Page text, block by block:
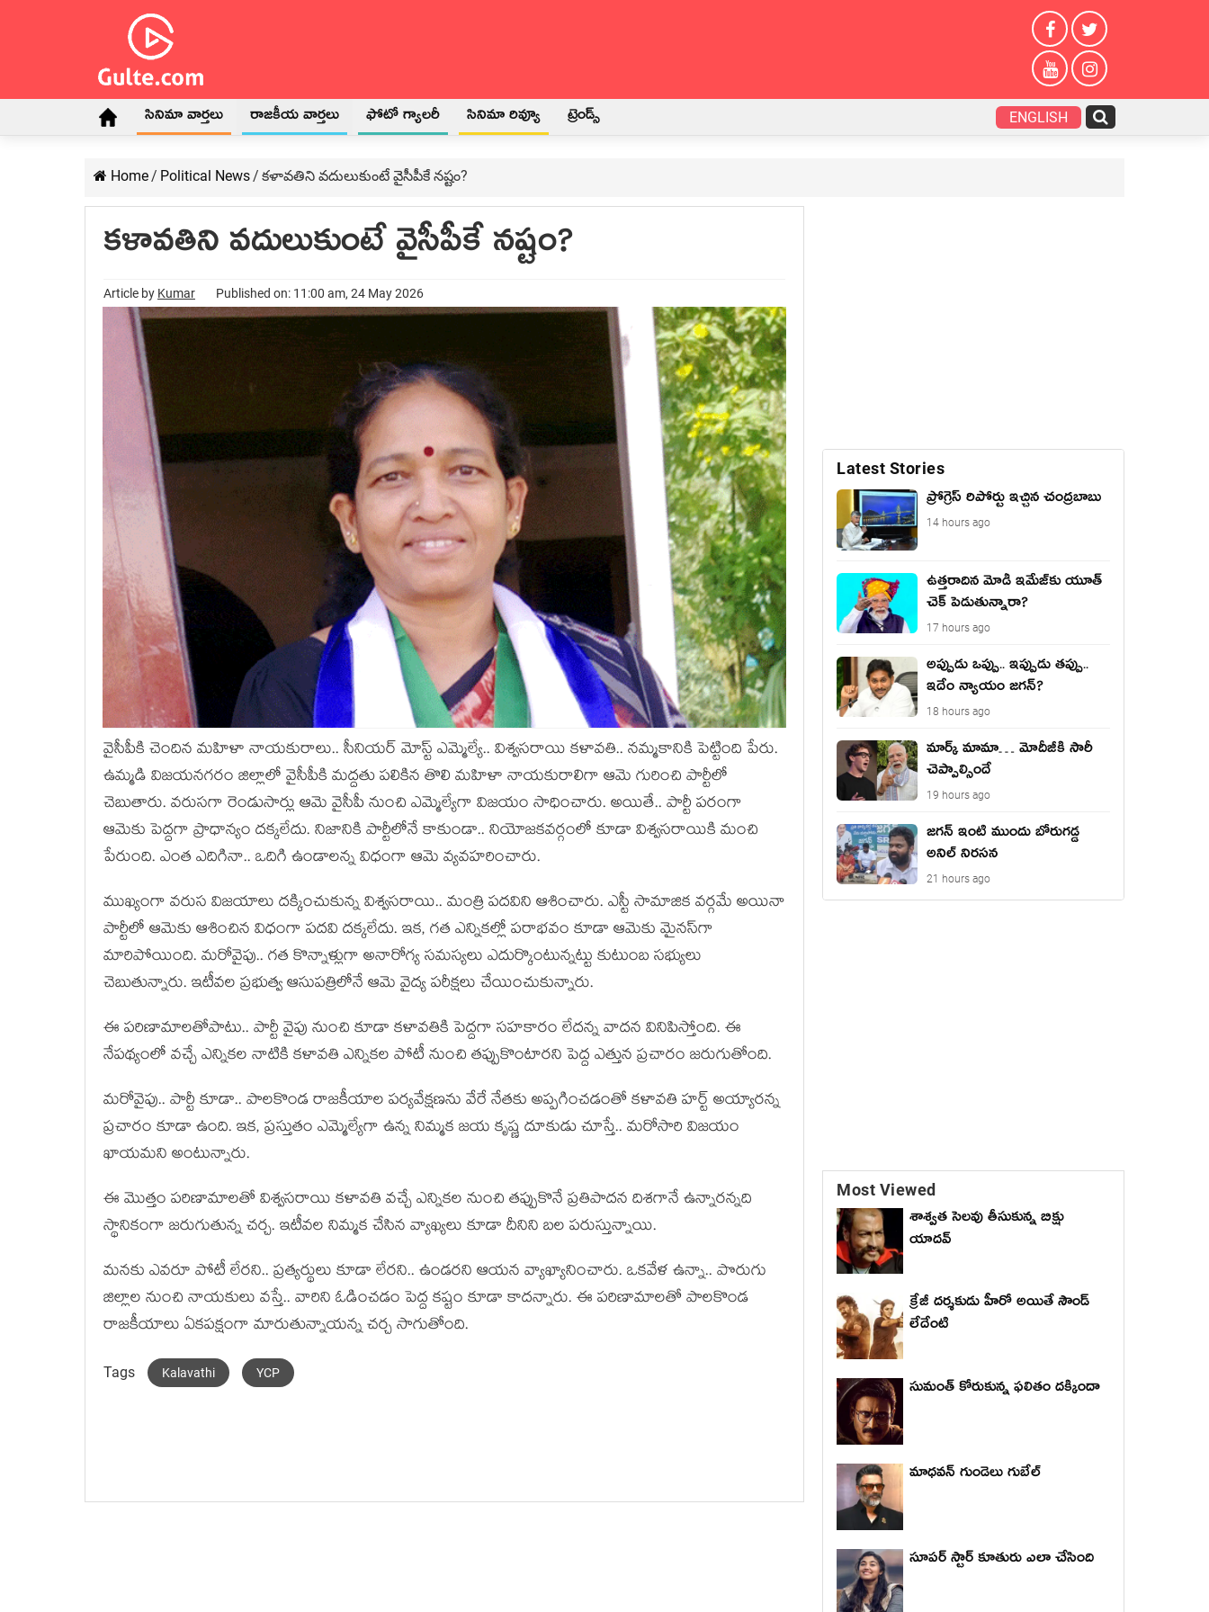
సినిమా వార్తలు రాజకీయ వార్తలు ఫోటో గ్యాలరీ సినిమా రివ్యూ ట్రెండ్స్ ENGLISH
Home/ Political News/ క‌ళావ‌తిని వదులుకుంటే వైసీపీకే నష్టం?
క‌ళావ‌తిని వదులుకుంటే వైసీపీకే నష్టం?
Article by Kumar Published on: 11:00 am, 24 May 2026
వైసీపీకి చెందిన మ‌హిళా నాయ‌కురాలు.. సీనియ‌ర్ మోస్ట్ ఎమ్మెల్యే.. విశ్వ‌స‌రాయి క‌ళావ‌తి.. న‌మ్మ‌కానికి పెట్టింది పేరు.
ఉమ్మ‌డి విజ‌య‌న‌గ‌రం జిల్లాలో వైసీపీకి మ‌ద్ద‌తు ప‌లికిన తొలి మ‌హిళా నాయ‌కురాలిగా ఆమె గురించి పార్టీలో
చెబుతారు. వ‌రుస‌గా రెండుసార్లు ఆమె వైసీపీ నుంచి ఎమ్మెల్యేగా విజ‌యం సాధించారు. అయితే.. పార్టీ ప‌రంగా
ఆమెకు పెద్ద‌గా ప్రాధాన్యం ద‌క్క‌లేదు. నిజానికి పార్టీలోనే కాకుండా.. నియోజ‌క‌వ‌ర్గంలో కూడా విశ్వ‌స‌రాయికి మంచి
పేరుంది. ఎంత ఎదిగినా.. ఒదిగి ఉండాల‌న్న విధంగా ఆమె వ్య‌వ‌హ‌రించారు.
ముఖ్యంగా వ‌రుస విజ‌యాలు ద‌క్కించుకున్న విశ్వ‌సరాయి.. మంత్రి ప‌ద‌విని ఆశించారు. ఎస్టీ సామాజిక వ‌ర్గ‌మే అయినా
పార్టీలో ఆమెకు ఆశించిన విధంగా ప‌ద‌వి ద‌క్క‌లేదు. ఇక‌, గ‌త ఎన్నిక‌ల్లో ప‌రాభ‌వం కూడా ఆమెకు మైన‌స్‌గా
మారిపోయింది. మ‌రోవైపు.. గ‌త కొన్నాళ్లుగా అనారోగ్య స‌మ‌స్య‌లు ఎదుర్కొంటున్న‌ట్టు కుటుంబ స‌భ్యులు
చెబుతున్నారు. ఇటీవల ప్ర‌భుత్వ ఆసుప‌త్రిలోనే ఆమె వైద్య ప‌రీక్ష‌లు చేయించుకున్నారు.
ఈ ప‌రిణామాల‌తోపాటు.. పార్టీ వైపు నుంచి కూడా క‌ళావ‌తికి పెద్ద‌గా స‌హ‌కారం లేద‌న్న వాద‌న వినిపిస్తోంది. ఈ
నేప‌థ్యంలో వ‌చ్చే ఎన్నిక‌ల నాటికి క‌ళావ‌తి ఎన్నిక‌ల పోటీ నుంచి త‌ప్పుకొంటార‌ని పెద్ద ఎత్తున ప్ర‌చారం జ‌రుగుతోంది.
మ‌రోవైపు.. పార్టీ కూడా.. పాల‌కొండ రాజ‌కీయాల ప‌ర్య‌వేక్ష‌ణ‌ను వేరే నేత‌కు అప్ప‌గించ‌డంతో క‌ళావ‌తి హ‌ర్ట్ అయ్యార‌న్న
ప్ర‌చారం కూడా ఉంది. ఇక‌, ప్ర‌స్తుతం ఎమ్మెల్యేగా ఉన్న నిమ్మ‌క జ‌య కృష్ణ దూకుడు చూస్తే.. మ‌రోసారి విజ‌యం
ఖాయ‌మ‌ని అంటున్నారు.
ఈ మొత్తం ప‌రిణామాల‌తో విశ్వ‌స‌రాయి క‌ళావతి వ‌చ్చే ఎన్నిక‌ల నుంచి త‌ప్పుకొనే ప్ర‌తిపాద‌న దిశ‌గానే ఉన్నార‌న్నది
స్థానికంగా జ‌రుగుతున్న చ‌ర్చ‌. ఇటీవ‌ల నిమ్మ‌క చేసిన వ్యాఖ్య‌లు కూడా దీనిని బ‌ల ప‌రుస్తున్నాయి.
మ‌న‌కు ఎవ‌రూ పోటీ లేర‌ని.. ప్ర‌త్య‌ర్థులు కూడా లేర‌ని.. ఉండ‌ర‌ని ఆయ‌న వ్యాఖ్యానించారు. ఒక‌వేళ ఉన్నా.. పొరుగు
జిల్లాల నుంచి నాయ‌కులు వ‌స్తే.. వారిని ఓడించ‌డం పెద్ద క‌ష్టం కూడా కాద‌న్నారు. ఈ ప‌రిణామాల‌తో పాల‌కొండ
రాజ‌కీయాలు ఏక‌ప‌క్షంగా మారుతున్నాయ‌న్న చ‌ర్చ సాగుతోంది.
Tags Kalavathi YCP
Latest Stories
ప్రోగ్రెస్ రిపోర్టు ఇచ్చిన చంద్ర‌బాబు
14 hours ago
ఉత్త‌రాదిన మోడీ ఇమేజ్‌కు యూత్
చెక్ పెడుతున్నారా?
17 hours ago
అప్పుడు ఒప్పు.. ఇప్పుడు తప్పు..
ఇదేం న్యాయం జగన్?
18 hours ago
మార్క్ మామా… మోదీజీకి సారీ
చెప్పాల్సిందే
19 hours ago
జగన్ ఇంటి ముందు బోరుగడ్డ
అనిల్ నిరసన
21 hours ago
Most Viewed
శాశ్వత సెలవు తీసుకున్న బిక్షు
యాదవ్
క్రేజీ దర్శకుడు హీరో అయితే సౌండ్
లేదేంటి
సుమంత్ కోరుకున్న ఫలితం దక్కిందా
మాధ‌వ‌న్ గుండెలు గుబేల్‌
సూపర్ స్టార్ కూతురు ఎలా చేసింది